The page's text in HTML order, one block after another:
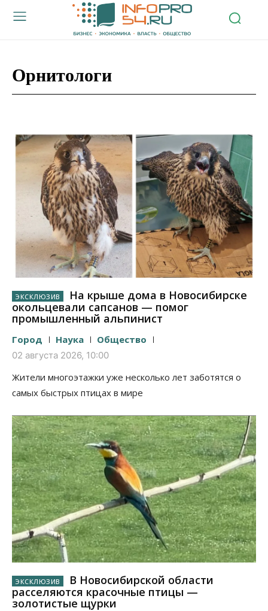
Орнитологи
На крыше дома в Новосибирске
окольцевали сапсанов — помог
промышленный альпинист
Город Наука Общество
02 августа 2026, 10:00
Жители многоэтажки уже несколько лет заботятся о
самых быстрых птицах в мире
В Новосибирской области
расселяются красочные птицы —
золотистые щурки